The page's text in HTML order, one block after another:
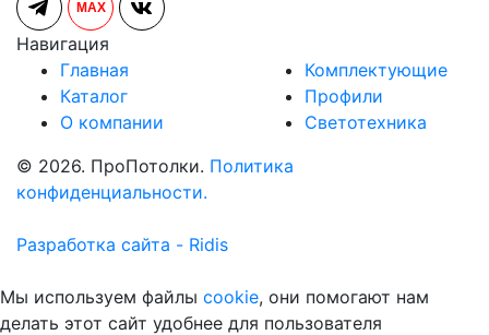
MAX
Навигация
Главная
Каталог
О компании
Комплектующие
Профили
Светотехника
© 2026. ПроПотолки. Политика
конфиденциальности.
Разработка сайта - Ridis
Мы используем файлы cookie, они помогают нам
делать этот сайт удобнее для пользователя